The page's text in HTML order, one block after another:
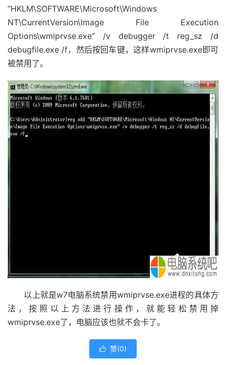
“HKLM\SOFTWARE\Microsoft\Windows
NT\CurrentVersion\Image File Execution
Options\wmiprvse.exe” /v debugger /t reg_sz /d
debugfile.exe /f，然后按回车键，这样wmiprvse.exe即可
被禁用了。
以上就是w7电脑系统禁用wmiprvse.exe进程的具体方
法，按照以上方法进行操作，就能轻松禁用掉
wmiprvse.exe了，电脑应该也就不会卡了。
 赞(0)